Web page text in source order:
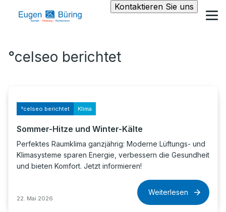
Kontaktieren Sie uns
°celseo berichtet
°celseo berichtet Klima
Sommer-Hitze und Winter-Kälte
Perfektes Raumklima ganzjährig: Moderne Lüftungs- und
Klimasysteme sparen Energie, verbessern die Gesundheit
und bieten Komfort. Jetzt informieren!
22. Mai 2026
Weiterlesen